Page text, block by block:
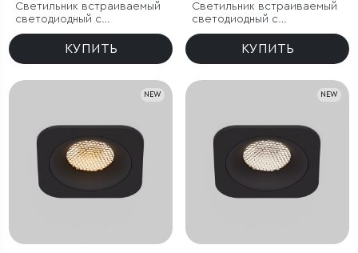
Светильник встраиваемый
светодиодный с
антибликовой решеткой
Tetro 20W 3000K белый
КУПИТЬ
Светильник встраиваемый
светодиодный с
антибликовой решеткой
Tetro 20W 4000K белый
КУПИТЬ
NEW NEW